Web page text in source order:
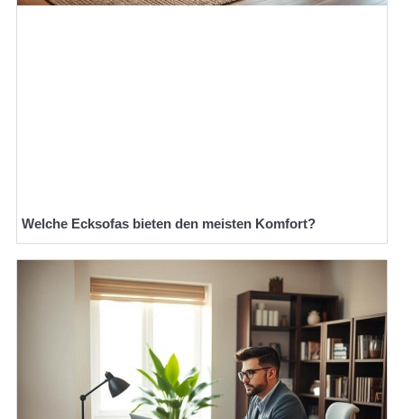
Welche Ecksofas bieten den meisten Komfort?